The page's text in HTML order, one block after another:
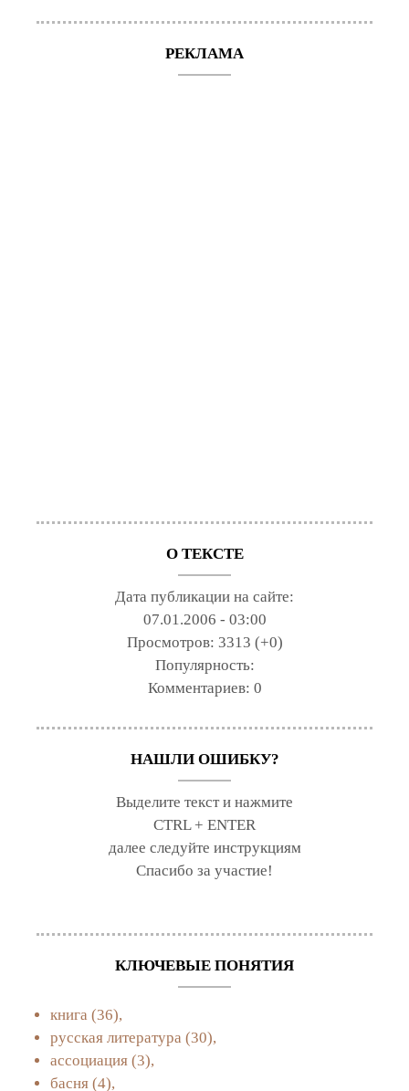
РЕКЛАМА
О ТЕКСТЕ
Дата публикации на сайте:
07.01.2006 - 03:00
Просмотров: 3313 (+0)
Популярность:
Комментариев: 0
НАШЛИ ОШИБКУ?
Выделите текст и нажмите
CTRL + ENTER
далее следуйте инструкциям
Спасибо за участие!
КЛЮЧЕВЫЕ ПОНЯТИЯ
книга (36),
русская литература (30),
ассоциация (3),
басня (4),